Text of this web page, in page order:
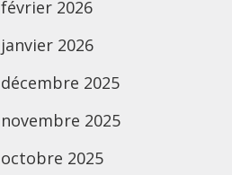
février 2026
janvier 2026
décembre 2025
novembre 2025
octobre 2025